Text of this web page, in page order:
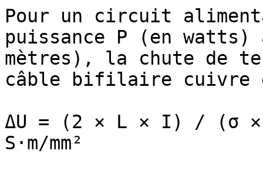
Pour un circuit
puissance P (en
mètres), la chute de
câble bifilaire cuivre
ΔU = (2 × L × I) / (σ ×
S·m/mm²